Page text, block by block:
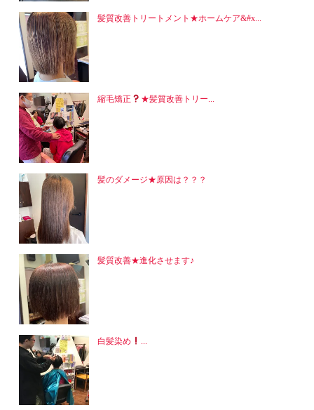
髪質改善トリートメント★ホームケア&#x...
縮毛矯正 ★髪質改善トリー...
髪のダメージ★原因は？？？
髪質改善★進化させます♪
白髪染め ...